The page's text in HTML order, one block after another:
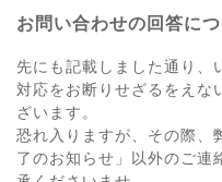
お問い合わせの回答に
先にも記載しました通り、
対応をお断りせざるをえな
ざいます。
恐れ入りますが、その際、
了のお知らせ」以外のご連